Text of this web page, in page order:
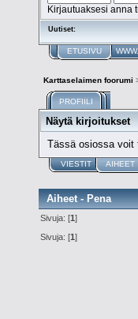
Kirjautuaksesi anna
Uutiset:
ETUSIVU
Karttaselaimen foorumi
PROFIILI
Näytä kirjoitukset
Tässä osiossa voit
VIESTIT AIHEET
Aiheet - Pena
Sivuja: [1]
Sivuja: [1]